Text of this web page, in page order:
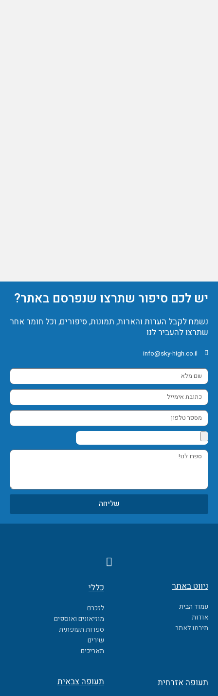
יש לכם סיפור שתרצו שנפרסם באתר?
נשמח לקבל הערות והארות, תמונות, סיפורים, וכל חומר אחר
שתרצו להעביר לנו
info@sky-high.co.il
שם
מלא
כתובת
אימייל
מספר
טלפון
ספרו
שליחה
F
a
ניווט באתר
עמוד הבית
אודות
תירמו לאתר
כללי
לזכרם
מוזיאונים ואוספים
ספרות תעופתית
שירים
תאריכים
תעופה אזרחית תעופה צבאית